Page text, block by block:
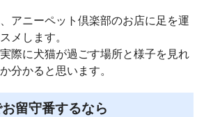
アニーペット倶楽部のお店に足を運
メします。
際に犬猫が過ごす場所と様子を見れ
分かると思います。
留守番するなら